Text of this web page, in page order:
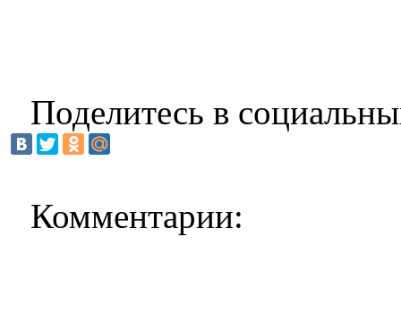
Поделитесь в
Комментарии: